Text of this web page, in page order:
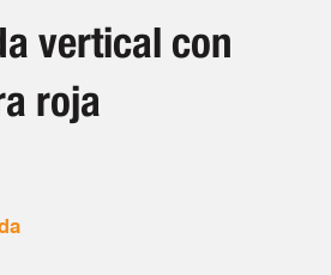
vertical con
roja